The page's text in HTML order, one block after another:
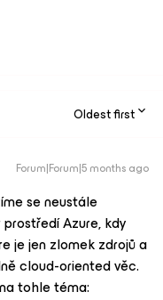
Oldest first
Forum|Forum|5 months ago
se neustále
Azure, kdy
je jen zlomek zdrojů a
cloud-oriented věc.
tohle téma: